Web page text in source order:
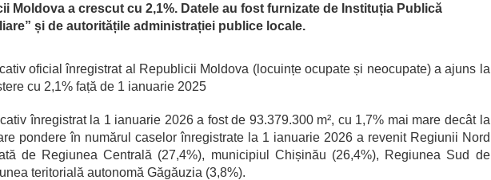
Moldova a crescut cu 2,1%. Datele au fost furnizate de Instituția Publică
și de autoritățile administrației publice locale.
oficial înregistrat al Republicii Moldova (locuințe ocupate și neocupate) a ajuns la
cu 2,1% față de 1 ianuarie 2025
înregistrat la 1 ianuarie 2026 a fost de 93.379.300 m², cu 1,7% mai mare decât la
pondere în numărul caselor înregistrate la 1 ianuarie 2026 a revenit Regiunii Nord
de Regiunea Centrală (27,4%), municipiul Chișinău (26,4%), Regiunea Sud de
teritorială autonomă Găgăuzia (3,8%).